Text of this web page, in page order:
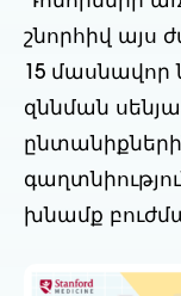
շնորհիվ այս
15
զննման
խնամք